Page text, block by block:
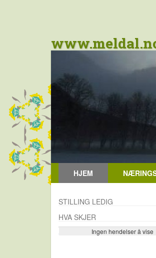
HJEM
STILLING LEDIG
HVA SKJER
Ingen hendelser å vise
Se flere…